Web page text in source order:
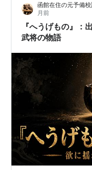
さには凛とした清潔
ビティには嫉妬する
函館在住の元予備
月前
『へうげもの』：
武将の物語